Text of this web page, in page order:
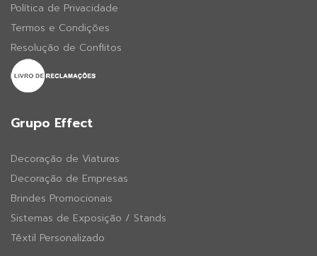
Política de Privacidade
Termos e Condições
Resolução de Conflitos
Grupo Effect
Decoração de Viaturas
Decoração de Empresas
Brindes Promocionais
Sistemas de Exposição / Stands
Têxtil Personalizado